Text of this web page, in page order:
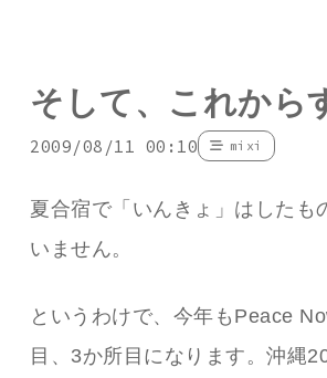
そして、これから
2009/08/11 00:10 mixi
夏合宿で「いんきょ」はしたも
いません。
というわけで、今年もPeace
目、3か所目になります。沖縄